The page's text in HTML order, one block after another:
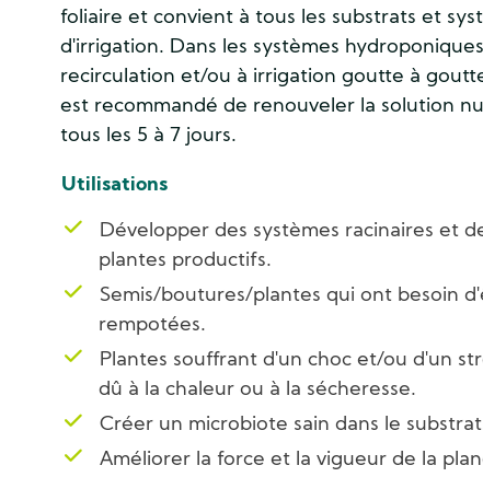
foliaire et convient à tous les substrats et
d'irrigation. Dans les systèmes
recirculation et/ou à irrigation goutte à
est recommandé de renouveler la solution
tous les 5 à 7 jours.
Utilisations
Développer des systèmes racinaires et
plantes productifs.
Semis/boutures/plantes qui ont besoin
rempotées.
Plantes souffrant d'un choc et/ou d'un
dû à la chaleur ou à la sécheresse.
Créer un microbiote sain dans le
Améliorer la force et la vigueur de la